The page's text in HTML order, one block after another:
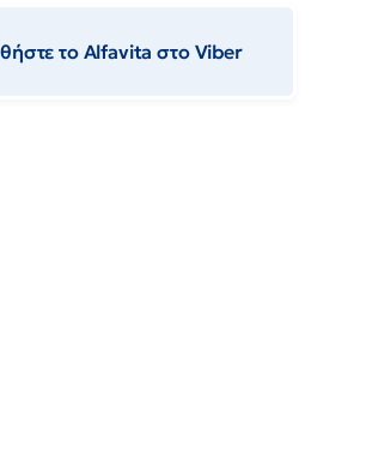
το Αlfavita στο Viber